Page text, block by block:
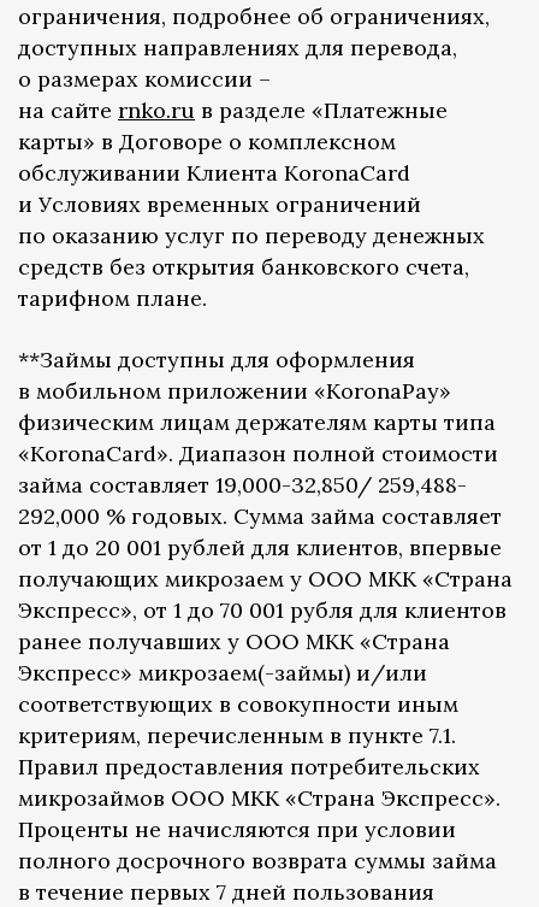
ограничения, подробнее об ограничениях,
доступных направлениях для перевода,
о размерах комиссии –
на сайте rnko.ru в разделе «Платежные
карты» в Договоре о комплексном
обслуживании Клиента KoronaCard
и Условиях временных ограничений
по оказанию услуг по переводу денежных
средств без открытия банковского счета,
тарифном плане.
**Займы доступны для оформления
в мобильном приложении «KoronaPay»
физическим лицам держателям карты типа
«KoronaCard». Диапазон полной стоимости
займа составляет 19,000-32,850/ 259,488-
292,000 % годовых. Сумма займа составляет
от 1 до 20 001 рублей для клиентов, впервые
получающих микрозаем у ООО МКК «Страна
Экспресс», от 1 до 70 001 рубля для клиентов
ранее получавших у ООО МКК «Страна
Экспресс» микрозаем(-займы) и/или
соответствующих в совокупности иным
критериям, перечисленным в пункте 7.1.
Правил предоставления потребительских
микрозаймов ООО МКК «Страна Экспресс».
Проценты не начисляются при условии
полного досрочного возврата суммы займа
в течение первых 7 дней пользования